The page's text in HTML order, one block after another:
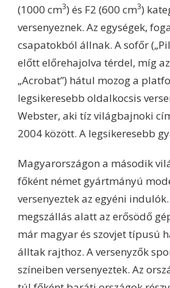
(1000 cm3) és F2 (600 cm3)
versenyeznek. Az egységek,
csapatokból állnak. A sofőr
előtt előrehajolva térdel, míg
„Acrobat”) hátul mozog a
legsikeresebb oldalkocsis
Webster, aki tíz világbajnoki
2004 között. A legsikeresebb
Magyarországon a második
főként német gyártmányú
versenyeztek az egyéni
megszállás alatt az erősödő
már magyar és szovjet típusú
álltak rajthoz. A versenyzők
színeiben versenyeztek. Az